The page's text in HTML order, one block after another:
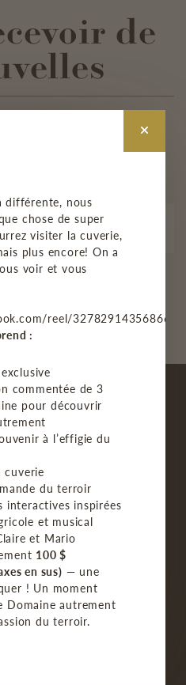
de
différente, nous
chose de super
visiter la cuverie,
plus encore! On a
voir et vous
reel/3278291435686678
:
commentée de 3
pour découvrir
à l’effigie du
cuverie
du terroir
interactives inspirées
et musical
et Mario
100 $
en sus) — une
! Un moment
Domaine autrement
du terroir.